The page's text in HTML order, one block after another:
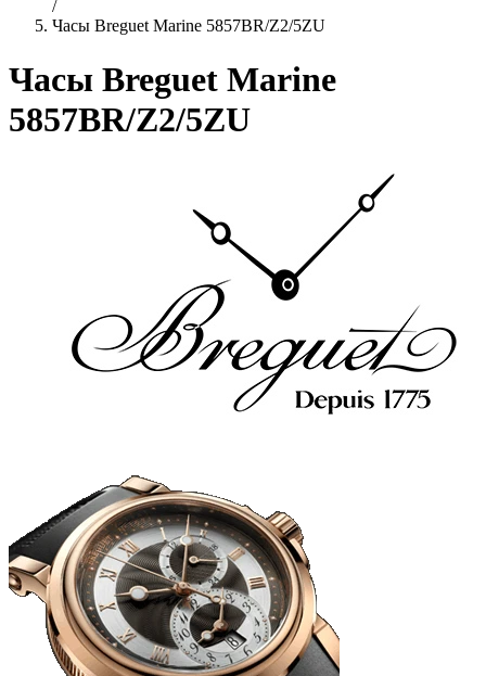
/
Часы Breguet Marine 5857BR/Z2/5ZU
Часы Breguet Marine
5857BR/Z2/5ZU